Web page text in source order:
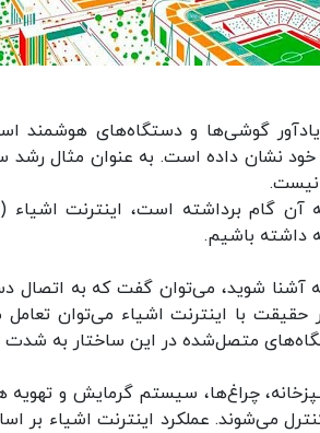
یادآور گوشی‌ها و دستگاه‌های
خود نشان داده است. به عنوان مثال
داشته باشیم.
آشنا شوید، می‌توان گفت که به اتصال
حقیقت با اینترنت اشیاء می‌توان
متصل‌شده در این ساختار به شدت
چراغ‌ها، سیستم گرمایش و تهویه